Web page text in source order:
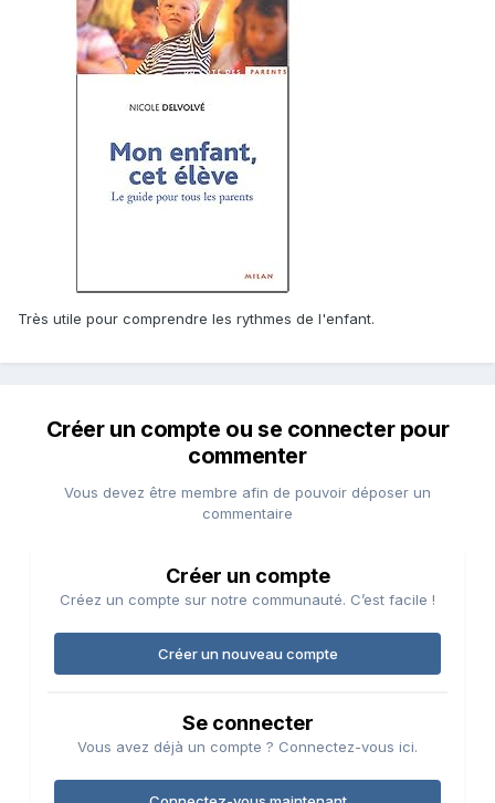
Très utile pour comprendre les rythmes de l'enfant.
Créer un compte ou se connecter pour
commenter
Vous devez être membre afin de pouvoir déposer un
commentaire
Créer un compte
Créez un compte sur notre communauté. C’est facile !
Créer un nouveau compte
Se connecter
Vous avez déjà un compte ? Connectez-vous ici.